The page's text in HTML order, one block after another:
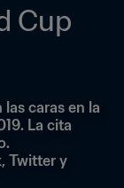
Cup
caras en la
La cita
Twitter y